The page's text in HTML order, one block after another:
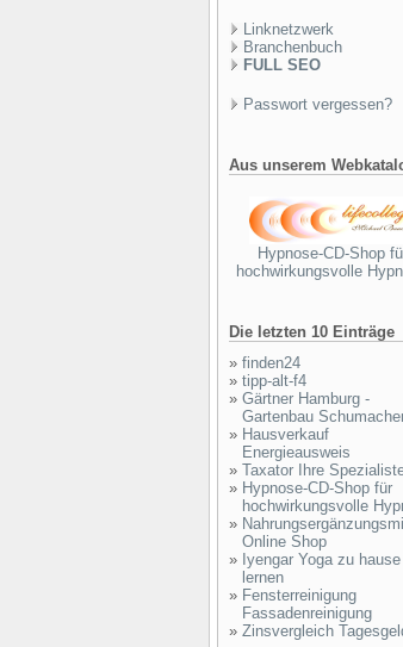
Linknetzwerk
Branchenbuch
FULL SEO
Passwort vergessen?
Aus unserem
Hypnose-CD-Shop
hochwirkungsvolle
Die letzten 10 Einträge
» finden24
» tipp-alt-f4
» Gärtner Hamburg -
Gartenbau
» Hausverkauf
Energieausweis
» Taxator Ihre
» Hypnose-CD-Shop für
hochwirkungsvolle
»
Online Shop
» Iyengar Yoga zu hause
lernen
» Fensterreinigung
Fassadenreinigung
» Zinsvergleich